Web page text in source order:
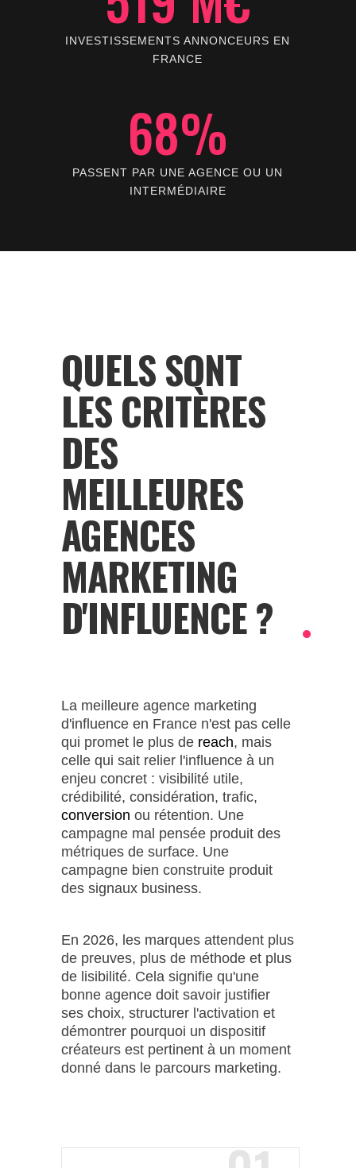
INVESTISSEMENTS ANNONCEURS EN
FRANCE
68%
PASSENT PAR UNE AGENCE OU UN
INTERMÉDIAIRE
QUELS SONT
LES CRITÈRES
DES
MEILLEURES
AGENCES
MARKETING
D'INFLUENCE ?
La meilleure agence marketing
d'influence en France n'est pas celle
qui promet le plus de reach, mais
celle qui sait relier l'influence à un
enjeu concret : visibilité utile,
crédibilité, considération, trafic,
conversion ou rétention. Une
campagne mal pensée produit des
métriques de surface. Une
campagne bien construite produit
des signaux business.
En 2026, les marques attendent plus
de preuves, plus de méthode et plus
de lisibilité. Cela signifie qu'une
bonne agence doit savoir justifier
ses choix, structurer l'activation et
démontrer pourquoi un dispositif
créateurs est pertinent à un moment
donné dans le parcours marketing.